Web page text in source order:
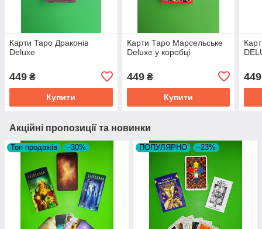
Карти Таро Драконів
Deluxe
449 ₴
Купити
Карти Таро Марсельське
Deluxe у коробці
449₴
Купити
449
Акційні пропозиції та новинки
Топ продажів –30% ПОПУЛЯРНО –23%